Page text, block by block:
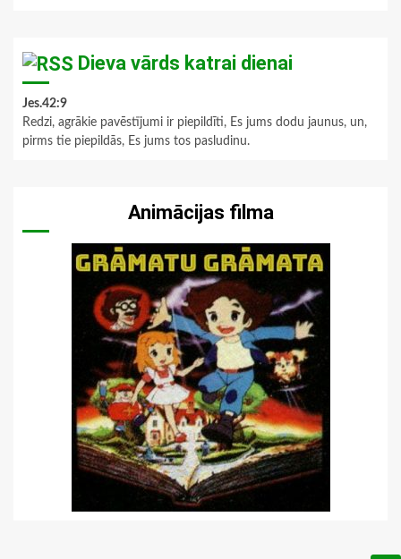
Dieva vārds katrai dienai
Jes.42:9
Redzi, agrākie pavēstījumi ir piepildīti, Es jums dodu jaunus, un,
pirms tie piepildās, Es jums tos pasludinu.
Animācijas filma